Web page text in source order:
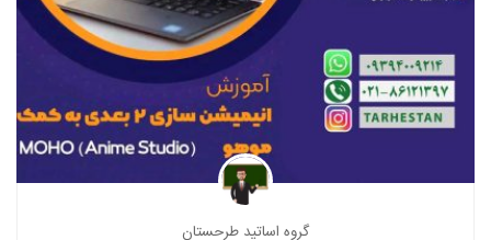
گروه اساتید طرحستان